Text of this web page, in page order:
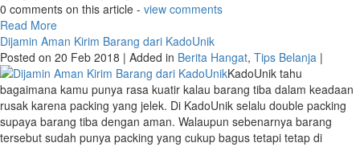
dalam perjalanan, gimana dong? Sering kamu dengar kalau penjual
online hanya bertanggung jawab sebatas barang sudah dikirim ke
kurir, selebihnya bila terjadi sesuatu seperti paket hilang maka si
penjual "lepas tangan" alias semua harus diurus sendiri dan ujung-
ujungnya kamu hanya dig........
0 comments on this article -view comments
Read More
Dijamin Aman Kirim Barang dari KadoUnik
Posted on 20 Feb 2018 | Added inBerita Hangat,Tips Belanja|